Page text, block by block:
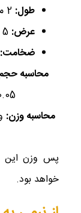
طول: 2 متر
عرض: 5 سانتی ‌متر (0.05 متر)
ضخامت:
محاسبه
0.05 × 0.003 = 0.0003
محاسبه وزن:
خواهد بود.